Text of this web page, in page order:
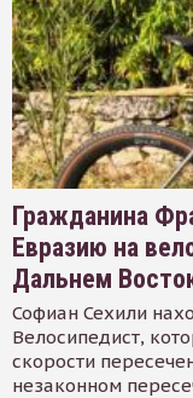
Гражданина
Евразию на
Дальнем
Софиан Сехили
Велосипедист,
скорости
незаконном